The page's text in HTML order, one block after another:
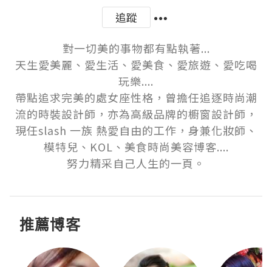
追蹤
對一切美的事物都有點執著...
天生愛美麗、愛生活、愛美食、愛旅遊、愛吃喝
玩樂....
帶點追求完美的處女座性格，曾擔任追逐時尚潮
流的時裝設計師，亦為高級品牌的櫥窗設計師，
現任slash 一族 熱愛自由的工作，身兼化妝師、
模特兒、KOL、美食時尚美容博客....
努力精采自己人生的一頁。
推薦博客